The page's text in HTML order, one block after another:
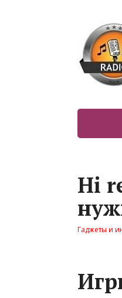
Hi
Гаджеты и